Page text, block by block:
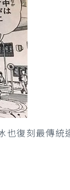
也復刻最傳統